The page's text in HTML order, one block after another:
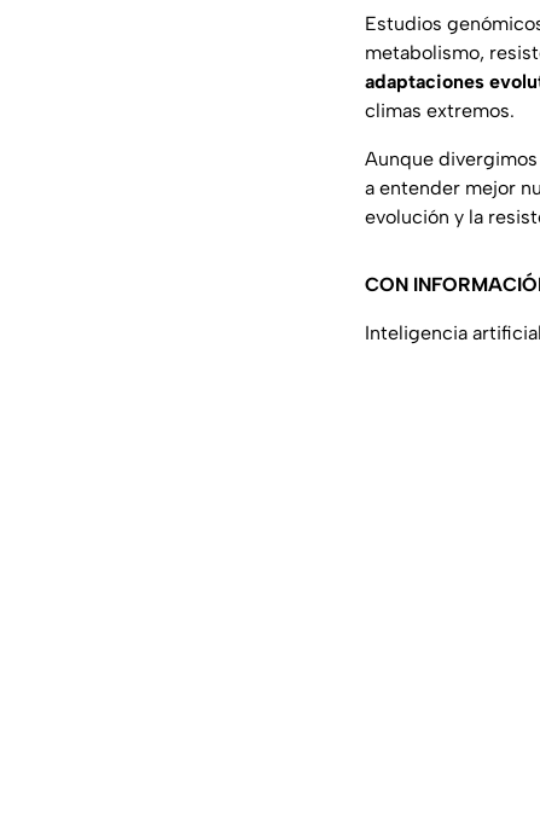
Estudios
metabolismo,
adaptaciones
climas extremos.
Aunque
a entender mejor
evolución y la
CON
Inteligencia